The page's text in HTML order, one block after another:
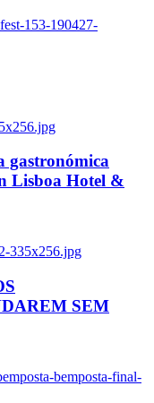
153-190427-
gastronómica
Lisboa Hotel &
335x256.jpg
SEM
bemposta-final-